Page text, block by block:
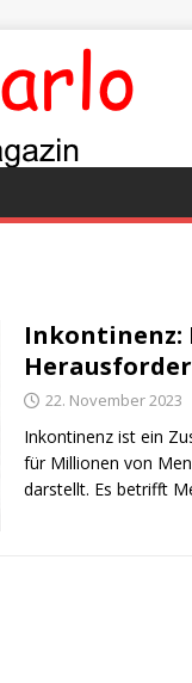
Inkontinenz:
22. November 2023
Inkontinenz ist ein
für Millionen von
darstellt. Es betrifft